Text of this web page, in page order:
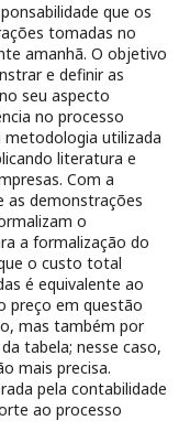
que os
tomadas no
amanhã. O objetivo
e definir as
seu aspecto
no processo
metodologia utilizada
literatura e
Com a
as demonstrações
o
a formalização do
o custo total
é equivalente ao
preço em questão
mas também por
tabela; nesse caso,
mais precisa.
pela contabilidade
ao processo